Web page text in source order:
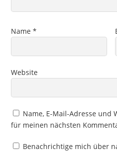
Name*
Website
Name, E-Mail-Adresse und
für meinen nächsten
Benachrichtige mich über